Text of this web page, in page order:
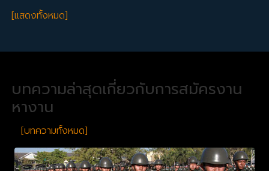
[แสดงทั้งหมด]
บทความล่าสุดเกี่ยวกับการสมัครงาน
หางาน
[บทความทั้งหมด]